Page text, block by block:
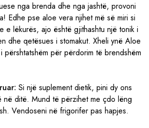
nga brenda dhe nga jashtë, provoni
Edhe pse aloe vera njihet më së miri si
e lëkurës, ajo është gjithashtu një tonik i
dhe qetësues i stomakut. Xheli ynë Aloe
për përdorim të brendshëm
Si një suplement dietik, pini dy ons
në ditë. Mund të përzihet me çdo lëng
Vendoseni në frigorifer pas hapjes.